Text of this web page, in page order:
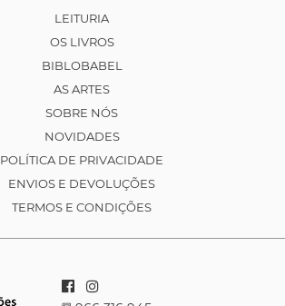
LEITURIA
OS LIVROS
BIBLOBABEL
AS ARTES
SOBRE NÓS
NOVIDADES
POLÍTICA DE PRIVACIDADE
ENVIOS E DEVOLUÇÕES
TERMOS E CONDIÇÕES